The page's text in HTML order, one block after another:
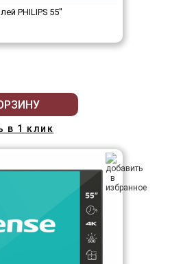
PHILIPS 55"
в 1 клик